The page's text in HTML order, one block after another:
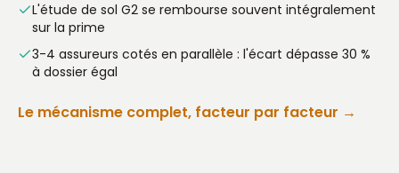
L'étude de sol G2 se rembourse souvent intégralement
sur la prime
3-4 assureurs cotés en parallèle : l'écart dépasse 30 %
à dossier égal
Le mécanisme complet, facteur par facteur →